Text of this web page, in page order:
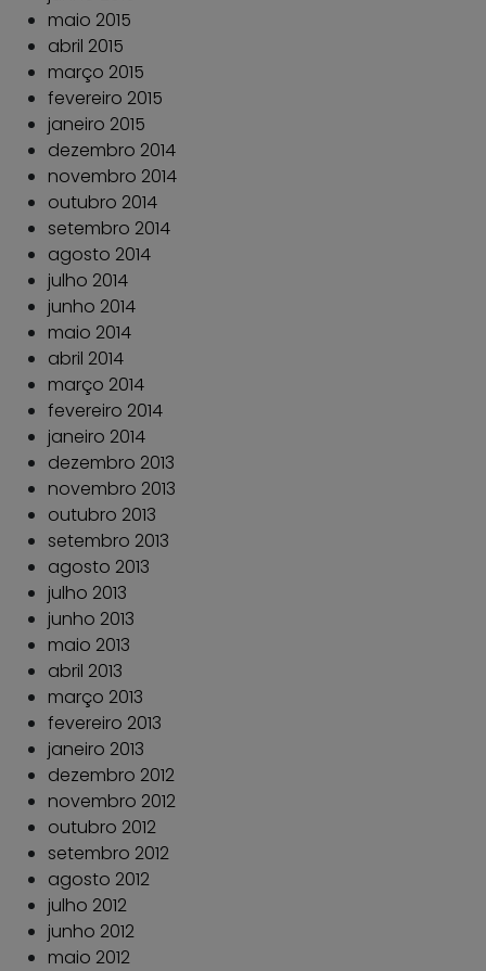
maio 2015
abril 2015
março 2015
fevereiro 2015
janeiro 2015
dezembro 2014
novembro 2014
outubro 2014
setembro 2014
agosto 2014
julho 2014
junho 2014
maio 2014
abril 2014
março 2014
fevereiro 2014
janeiro 2014
dezembro 2013
novembro 2013
outubro 2013
setembro 2013
agosto 2013
julho 2013
junho 2013
maio 2013
abril 2013
março 2013
fevereiro 2013
janeiro 2013
dezembro 2012
novembro 2012
outubro 2012
setembro 2012
agosto 2012
julho 2012
junho 2012
maio 2012